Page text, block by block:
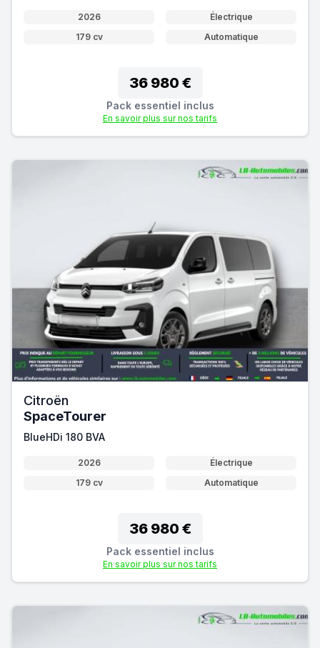
2026
Électrique
179 cv
Automatique
36 980 €
Pack essentiel inclus
En savoir plus sur nos tarifs
Citroën
SpaceTourer
BlueHDi 180 BVA
2026
Électrique
179 cv
Automatique
36 980 €
Pack essentiel inclus
En savoir plus sur nos tarifs